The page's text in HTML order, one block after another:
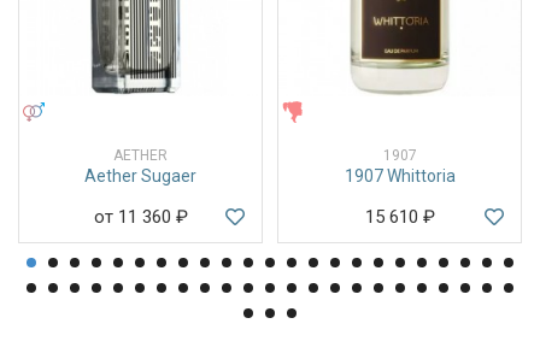
AETHER
Aether Sugaer
от 11 360 ₽
1907
1907 Whittoria
15 610 ₽